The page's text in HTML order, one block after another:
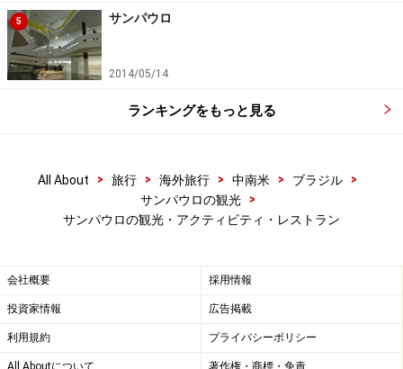
5 サンパウロ
2014/05/14
ランキングをもっと見る
All About > 旅行 > 海外旅行 > 中南米 > ブラジル
>
サンパウロの観光
>
サンパウロの観光・アクティビティ・レストラン
会社概要 採用情報
投資家情報 広告掲載
利用規約 プライバシーポリシー
All Aboutについて 著作権・商標・免責